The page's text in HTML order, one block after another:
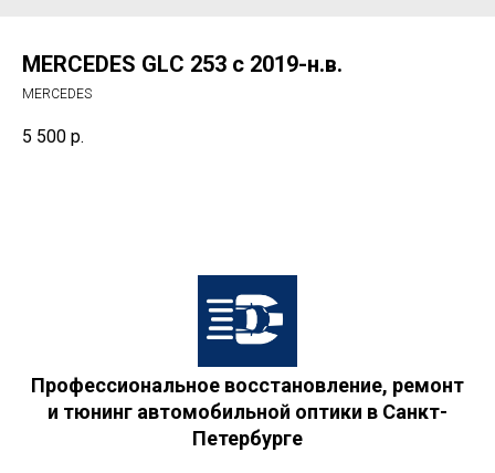
MERCEDES GLС 253 с 2019-н.в.
MERCEDES
5 500 р.
Профессиональное восстановление, ремонт
и тюнинг автомобильной оптики в Санкт-
Петербурге